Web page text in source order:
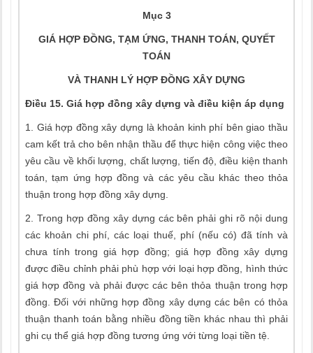
Mục 3
GIÁ HỢP ĐỒNG, TẠM ỨNG, THANH TOÁN, QUYẾT
TOÁN
VÀ THANH LÝ HỢP ĐỒNG XÂY DỰNG
Điều 15. Giá hợp đồng xây dựng và điều kiện áp dụng
1. Giá hợp đồng xây dựng là khoản kinh phí bên giao thầu
cam kết trả cho bên nhận thầu để thực hiện công việc theo
yêu cầu về khối lượng, chất lượng, tiến độ, điều kiện thanh
toán, tạm ứng hợp đồng và các yêu cầu khác theo thỏa
thuận trong hợp đồng xây dựng.
2. Trong hợp đồng xây dựng các bên phải ghi rõ nội dung
các khoản chi phí, các loại thuế, phí (nếu có) đã tính và
chưa tính trong giá hợp đồng; giá hợp đồng xây dựng
được điều chỉnh phải phù hợp với loại hợp đồng, hình thức
giá hợp đồng và phải được các bên thỏa thuận trong hợp
đồng. Đối với những hợp đồng xây dựng các bên có thỏa
thuận thanh toán bằng nhiều đồng tiền khác nhau thì phải
ghi cụ thể giá hợp đồng tương ứng với từng loại tiền tệ.